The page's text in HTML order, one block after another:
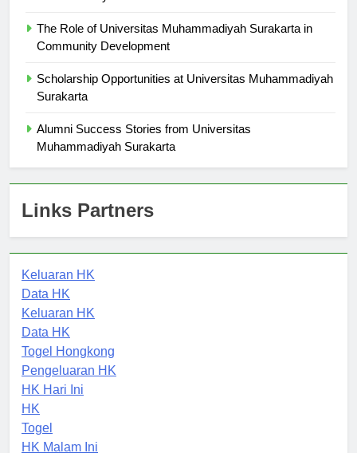
The Role of Universitas Muhammadiyah Surakarta in
Scholarship Opportunities at Universitas Muhammadiyah
Alumni Success Stories from Universitas
Links Partners
Keluaran HK
Data HK
Keluaran HK
Data HK
Togel Hongkong
Pengeluaran HK
HK Hari Ini
HK
Togel